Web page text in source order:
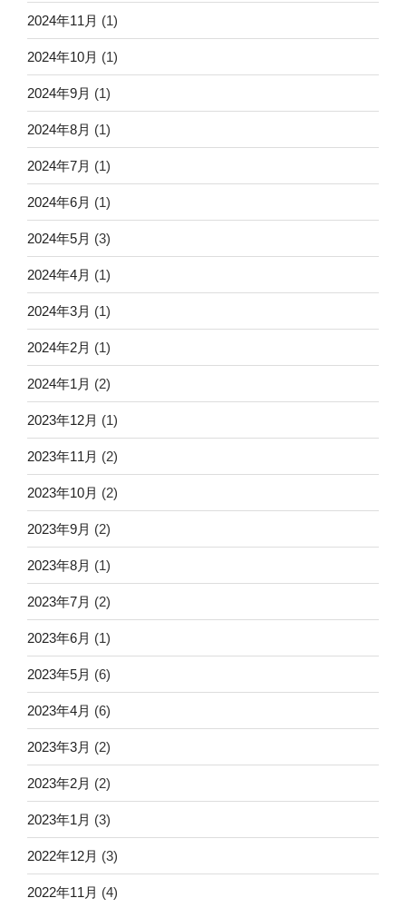
2024年11月 (1)
2024年10月 (1)
2024年9月 (1)
2024年8月 (1)
2024年7月 (1)
2024年6月 (1)
2024年5月 (3)
2024年4月 (1)
2024年3月 (1)
2024年2月 (1)
2024年1月 (2)
2023年12月 (1)
2023年11月 (2)
2023年10月 (2)
2023年9月 (2)
2023年8月 (1)
2023年7月 (2)
2023年6月 (1)
2023年5月 (6)
2023年4月 (6)
2023年3月 (2)
2023年2月 (2)
2023年1月 (3)
2022年12月 (3)
2022年11月 (4)